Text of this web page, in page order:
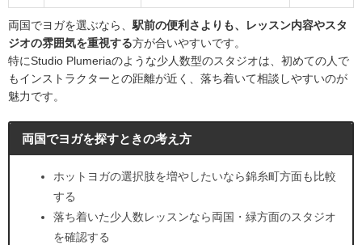
両国でヨガを選ぶなら、 駅前の便利さよりも、レッスン内容やスタ
ジオの雰囲気を重視する方が合いやすいです。
特にStudio Plumeriaのような少人数型のスタジオは、初めての人で
もインストラクターとの距離が近く、落ち着いて相談しやすいのが
魅力です。
両国でヨガを探すときの考え方
ホットヨガの選択肢を増やしたいなら錦糸町方面も比較
する
落ち着いた少人数レッスンなら両国・緑方面のスタジオ
を確認する